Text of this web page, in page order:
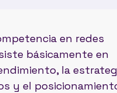
en redes
básicamente en
la
y el